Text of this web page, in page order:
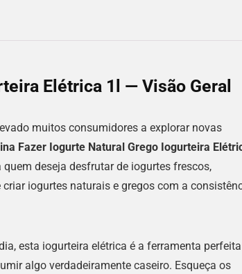
Elétrica 1l — Visão Geral
muitos consumidores a explorar novas
Fazer Iogurte Natural Grego Iogurteira
deseja desfrutar de iogurtes frescos,
iogurtes naturais e gregos com a
esta iogurteira elétrica é a ferramenta perfeita
algo verdadeiramente caseiro. Esqueça os